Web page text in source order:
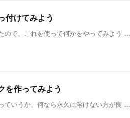
付けてみよう
ので、これを使って何かをやってみよう ...
を作ってみよう
ていうか、何なら永久に溶けない方が良 ...